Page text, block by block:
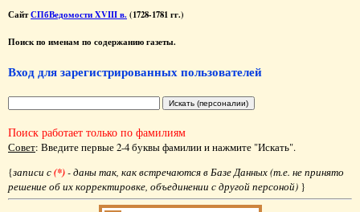
СайтСПбВедомости XVIII в. (1728-1781 гг.)
Поиск по именам по содержанию газеты.
Вход для зарегистрированных пользователей
Поиск работает только по фамилиям
Совет: Введите первые 2-4 буквы фамилии и нажмите "Искать".
{записи с(*)- даны так, как встречаются в Базе Данных (т.е. не принято
решение об их корректировке, объединении с другой персоной) }